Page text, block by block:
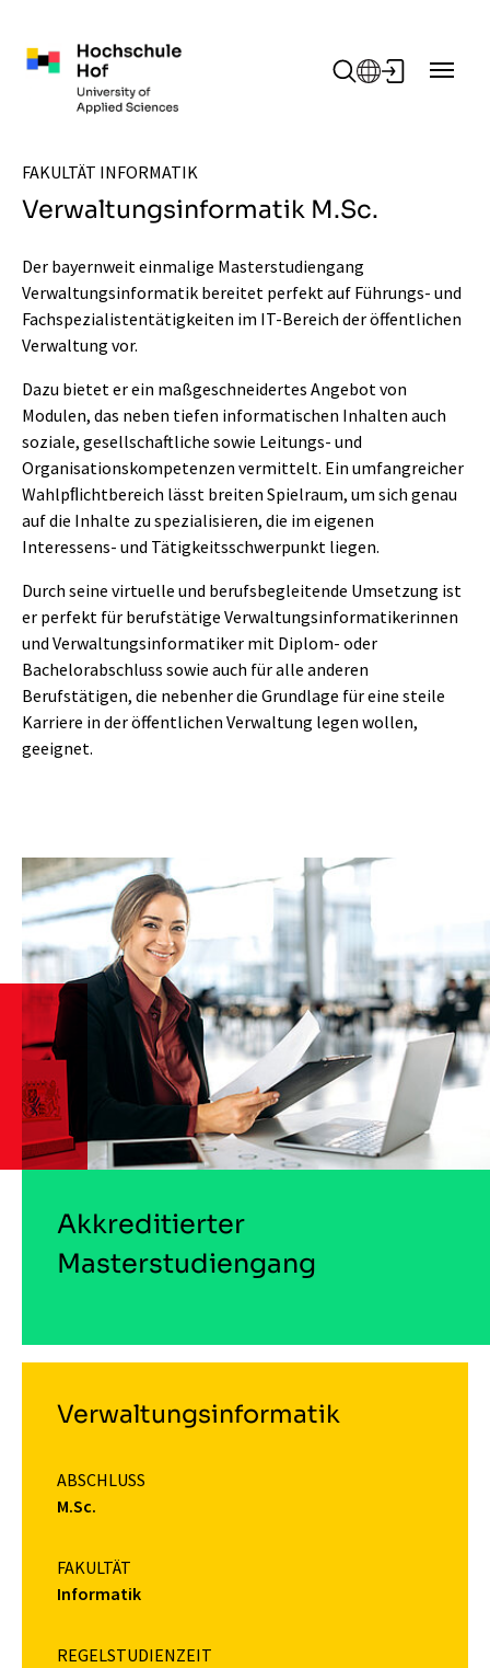
FAKULTÄT INFORMATIK
Verwaltungsinformatik M.Sc.
Der bayernweit einmalige Masterstudiengang
Verwaltungsinformatik bereitet perfekt auf Führungs- und
Fachspezialistentätigkeiten im IT-Bereich der öffentlichen
Verwaltung vor.
Dazu bietet er ein maßgeschneidertes Angebot von
Modulen, das neben tiefen informatischen Inhalten auch
soziale, gesellschaftliche sowie Leitungs- und
Organisationskompetenzen vermittelt. Ein umfangreicher
Wahlpﬂichtbereich lässt breiten Spielraum, um sich genau
auf die Inhalte zu spezialisieren, die im eigenen
Interessens- und Tätigkeitsschwerpunkt liegen.
Durch seine virtuelle und berufsbegleitende Umsetzung ist
er perfekt für berufstätige Verwaltungsinformatikerinnen
und Verwaltungsinformatiker mit Diplom- oder
Bachelorabschluss sowie auch für alle anderen
Berufstätigen, die nebenher die Grundlage für eine steile
Karriere in der öffentlichen Verwaltung legen wollen,
geeignet.
Akkreditierter
Masterstudiengang
Verwaltungsinformatik
ABSCHLUSS
M.Sc.
FAKULTÄT
Informatik
REGELSTUDIENZEIT